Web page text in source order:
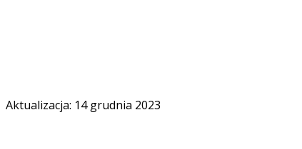
Aktualizacja: 14 grudnia 2023